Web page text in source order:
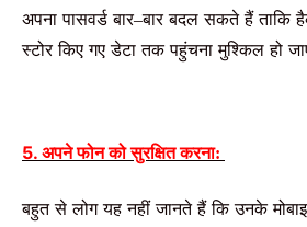
अपना पासवर्ड बार–बार बदल सकते हैं ताकि
स्टोर किए गए डेटा तक पहुंचना मुश्किल हो
5. अपने फोन को सुरक्षित करना:
बहुत से लोग यह नहीं जानते हैं कि उनके